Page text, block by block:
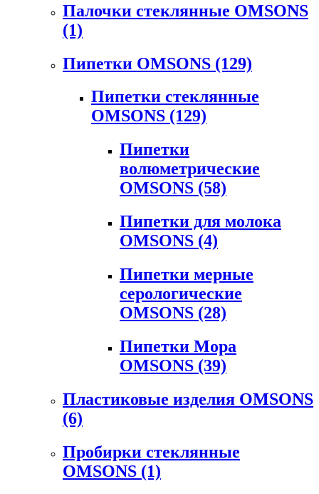
Палочки стеклянные OMSONS
(1)
Пипетки OMSONS (129)
Пипетки стеклянные
OMSONS (129)
Пипетки
волюметрические
OMSONS (58)
Пипетки для молока
OMSONS (4)
Пипетки мерные
серологические
OMSONS (28)
Пипетки Мора
OMSONS (39)
Пластиковые изделия OMSONS
(6)
Пробирки стеклянные
OMSONS (1)